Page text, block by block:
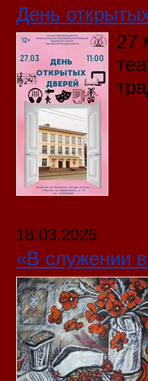
День
27
18.03.2025
«В служении